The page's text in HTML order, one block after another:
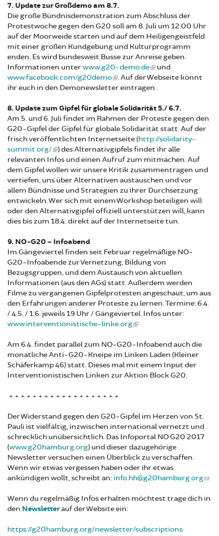
7. Update zur Großdemo am 8.7.
Die große Bündnisdemonstration zum Abschluss der
Protestwoche gegen den G20 soll am 8. Juli um 12:00 Uhr
auf der Moorweide starten und auf dem Heiligengeistfeld
mit einer großen Kundgebung und Kulturprogramm
enden. Es wird bundesweit Busse zur Anreise geben.
Informationen unterwww.g20-demo.de
und
www.facebook.com/g20demo
. Auf der Webseite könnt
ihr euch in den Demonewsletter eintragen.
8. Update zum Gipfel für globale Solidarität 5./ 6.7.
Am 5. und 6. Juli findet im Rahmen der Proteste gegen den
G20-Gipfel der Gipfel für globale Solidarität statt. Auf der
frisch veröffentlichten Internetseite (http://solidarity-
summit.org/
) des Alternativgipfels findet ihr alle
relevanten Infos und einen Aufruf zum mitmachen. Auf
dem Gipfel wollen wir unsere Kritik zusammentragen und
vertiefen, uns über Alternativen austauschen und vor
allem Bündnisse und Strategien zu ihrer Durchsetzung
entwickeln. Wer sich mit einem Workshop beteiligen will
oder den Alternativgipfel offiziell unterstützen will, kann
dies bis zum 18.4. direkt auf der Internetseite tun.
9. NO-G20 – Infoabend
Im Gängeviertel finden seit Februar regelmäßige NO-
G20-Infoabende zur Vernetzung, Bildung von
Bezugsgruppen, und dem Austausch von aktuellen
Informationen (aus den AGs) statt. Außerdem werden
Filme zu vergangenen Gipfelprotesten angeschaut, um aus
den Erfahrungen anderer Proteste zu lernen. Termine: 6.4.
/ 4.5. / 1.6. jeweils 19 Uhr / Gängeviertel. Infos unter:
www.interventionistische-linke.org
Am 6.4. findet parallel zum NO-G20-Infoabend auch die
monatliche Anti-G20-Kneipe im Linken Laden (Kleiner
Schäferkamp 46) statt. Dieses mal mit einem Input der
Interventionistischen Linken zur Aktion Block G20.
+ + + + + + + + + + + + + + + + + + +
Der Widerstand gegen den G20-Gipfel im Herzen von St.
Pauli ist vielfältig, inzwischen international vernetzt und
schrecklich unübersichtlich. Das Infoportal NO G20 2017
(www.g20hamburg.org) und dieser dazugehörige
Newsletter versuchen einen Überblick zu verschaffen.
Wenn wir etwas vergessen haben oder ihr etwas
ankündigen wollt, schreibt an: info.hh@g20hamburg.org
Wenn du regelmäßig Infos erhalten möchtest trage dich in
den Newsletterauf der Website ein:
https://g20hamburg.org/newsletter/subscriptions